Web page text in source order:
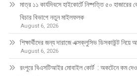
মাত্র ১১ কার্যদিবসে হাইকোর্টে নিষ্পত্তি ৫০ হাজারের
বিচার বিভাগে নতুন মাইলফলক
August 6, 2026
শিক্ষার্থীদের জন্য দারাজে এক্সক্লুসিভ ডিসকাউন্ট নিয়ে
August 6, 2026
রংপুরে বিএসটিআইর মোবাইল কোর্ট : অকটেনে কম